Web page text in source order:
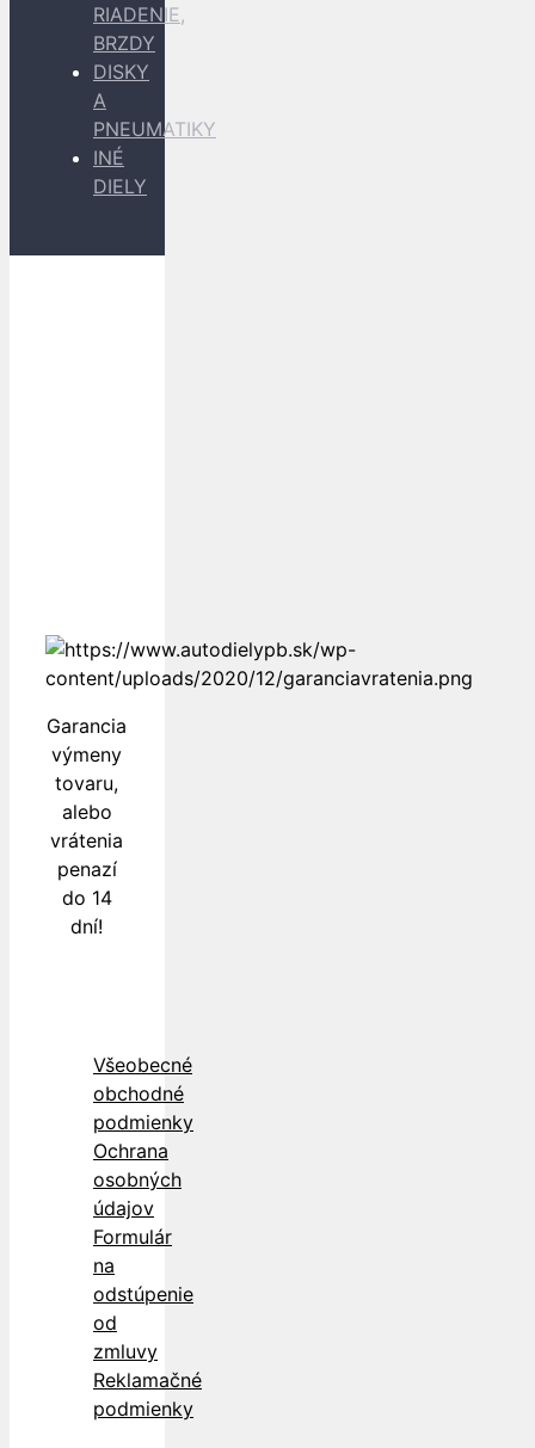
RIADENIE,
BRZDY
DISKY
A
PNEUMATIKY
INÉ
DIELY
Garancia
výmeny
tovaru,
alebo
vrátenia
penazí
do 14
dní!
Všeobecné
obchodné
podmienky
Ochrana
osobných
údajov
Formulár
na
odstúpenie
od
zmluvy
Reklamačné
podmienky